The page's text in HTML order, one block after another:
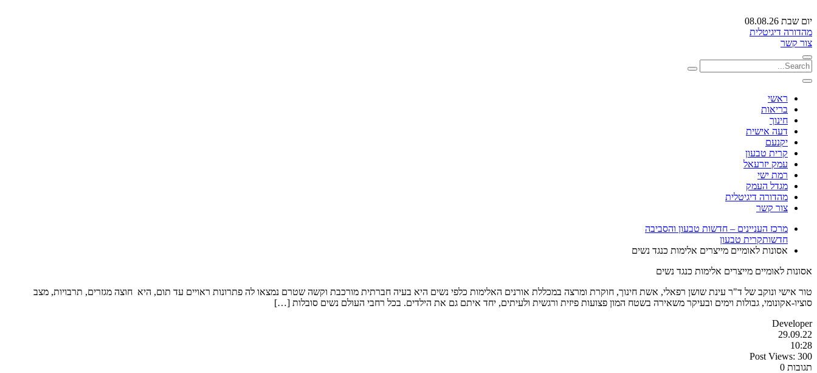
יום שבת 08.08.26
מהדורה דיגיטלית
צור קשר
ראשי
בריאות
חינוך
דעה אישית
יקנעם
קרית טבעון
עמק יזרעאל
רמת ישי
מגדל העמק
מהדורה דיגיטלית
צור קשר
מרכז העניינים – חדשות טבעון והסביבה
חדשותקרית טבעון
אסונות לאומיים מייצרים אלימות כנגד נשים
אסונות לאומיים מייצרים אלימות כנגד נשים
טור אישי ונוקב של ד"ר עינת שושן רפאלי, אשת חינוך, חוקרת ומרצה במכללת אורנים האלימות כלפי נשים היא בעיה חברתית מורכבת וקשה שטרם נמצאו לה פתרונות ראויים עד תום, היא חוצה מגזרים, תרבויות, מצב
סוציו-אקונומי, גבולות וימים ובעיקר משאירה בשטח המון פצועות פיזית ורגשית ולעיתים, יחד איתם גם את הילדים. בכל רחבי העולם נשים סובלות […]
Developer
29.09.22
10:28
Post Views: 300
תגובות 0